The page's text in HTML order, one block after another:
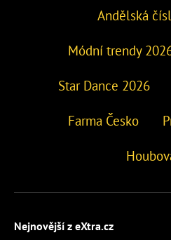
Andělská
Módní trendy
Star Dance 2026
Farma Česko
Nejnovější z eXtra.cz